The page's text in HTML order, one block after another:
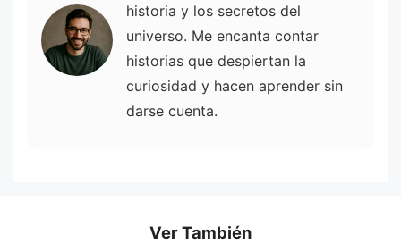
historia y los secretos del
universo. Me encanta contar
historias que despiertan la
curiosidad y hacen aprender sin
darse cuenta.
Ver También